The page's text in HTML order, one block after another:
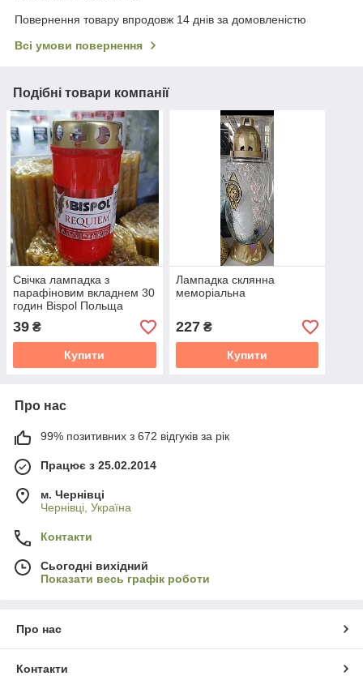
Повернення товару впродовж 14 днів за домовленістю
Всі умови повернення
Подібні товари компанії
Свічка лампадка з
парафіновим вкладнем 30
годин Bispol Польща
39 ₴
Купити
Лампадка склянна
меморіальна
227₴
Купити
Про нас
99% позитивних з 672 відгуків за рік
Працює з 25.02.2014
м. Чернівці
Чернівці, Україна
Контакти
Сьогодні вихідний
Показати весь графік роботи
Про нас
Контакти